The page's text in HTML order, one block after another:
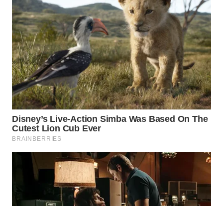
TINGGI
WN
PAKPAK
WN
KARAWANG
WN
BEKASI
WN
BOGOR
WN